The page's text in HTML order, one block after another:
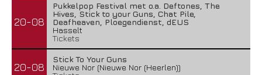
20-08
Pukkelpop Festival met o.a. Deftones, The
Hives, Stick to your Guns, Chat Pile,
Deafheaven, Ploegendienst, dEUS
Hasselt
Tickets
20-08
Stick To Your Guns
Nieuwe Nor (Nieuwe Nor (Heerlen))